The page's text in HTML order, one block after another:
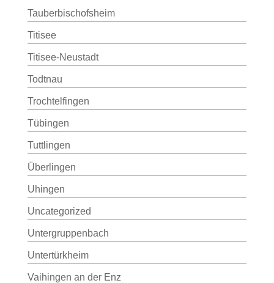
Tauberbischofsheim
Titisee
Titisee-Neustadt
Todtnau
Trochtelfingen
Tübingen
Tuttlingen
Überlingen
Uhingen
Uncategorized
Untergruppenbach
Untertürkheim
Vaihingen an der Enz